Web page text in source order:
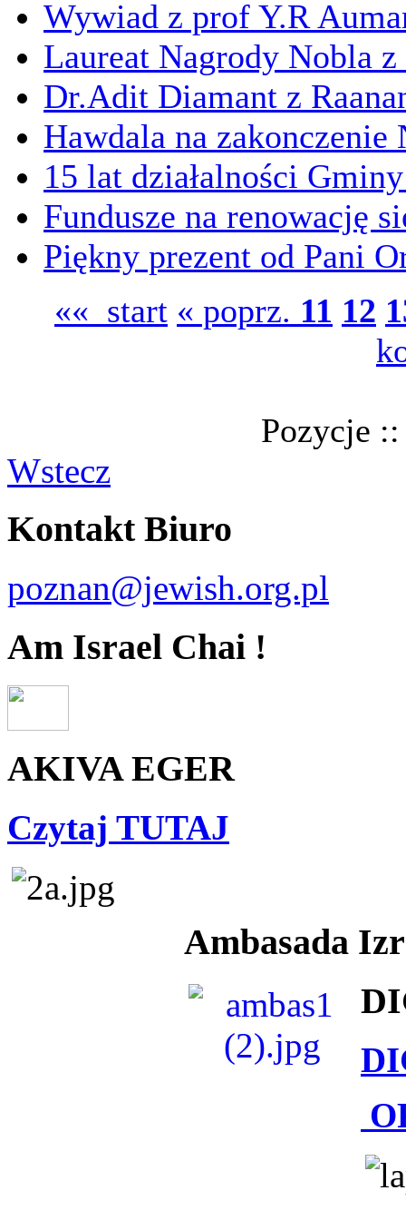
Wywiad z prof Y.R
Laureat Nagrody Nobla
Dr.Adit Diamant z
Hawdala na
15 lat działalności
Fundusze na renowację
Piękny prezent od Pani
«« start « poprz. 11 12
Pozycje
Wstecz
Kontakt Biuro
poznan@jewish.org.pl
Am Israel Chai !
AKIVA EGER
Czytaj TUTAJ
Ambasada